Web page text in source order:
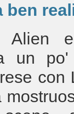
ben
Alien
un
con